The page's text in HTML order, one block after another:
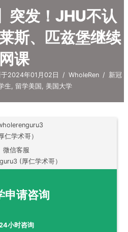
突发！JHU不认
斯、匹兹堡继续
网课
2024年01月02日 / WholeRen / 新冠
生, 留学美国 , 美国大学
微信客服
(厚仁学术哥）
申请咨询
小时咨询